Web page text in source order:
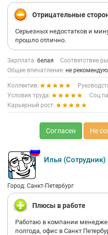
Отрицательные
Серьезных недостатков и
прошло отлично.
Зарплата: белая Соответствие
Общее впечатление: не рекомендую
Коллектив:
Условия труда:
Карьерный рост:
Согласен Не
Илья (Сотрудник)
Город: Санкт-Петербург
Плюсы в работе
Работаю в компании
полгода, офис в Санкт